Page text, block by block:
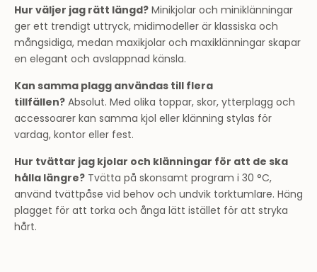
Hur väljer jag rätt längd? Minikjolar och miniklänningar
ger ett trendigt uttryck, midimodeller är klassiska och
mångsidiga, medan maxikjolar och maxiklänningar skapar
en elegant och avslappnad känsla.
Kan samma plagg användas till flera
tillfällen? Absolut. Med olika toppar, skor, ytterplagg och
accessoarer kan samma kjol eller klänning stylas för
vardag, kontor eller fest.
Hur tvättar jag kjolar och klänningar för att de ska
hålla längre? Tvätta på skonsamt program i 30 °C,
använd tvättpåse vid behov och undvik torktumlare. Häng
plagget för att torka och ånga lätt istället för att stryka
hårt.